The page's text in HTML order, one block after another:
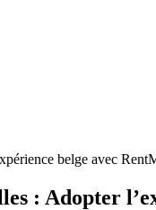
belge avec
: Adopter